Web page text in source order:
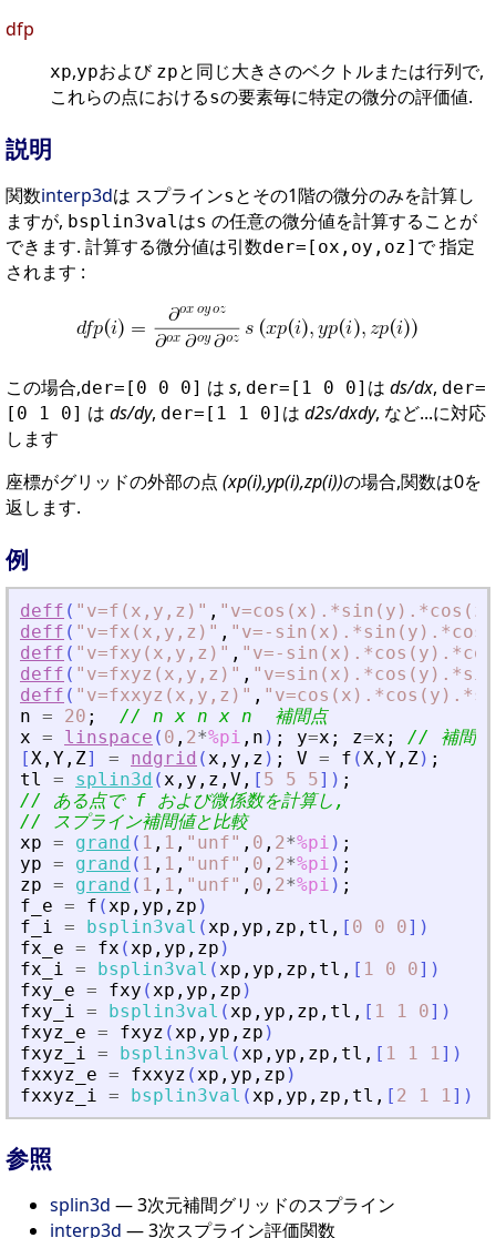
dfp
xp,ypおよび zpと同じ大きさのベクトルまたは行列で,
これらの点におけるsの要素毎に特定の微分の評価値.
説明
関数interp3dは スプラインs とその1階の微分のみを計算し
ますが, bsplin3valはs の任意の微分値を計算することが
できます. 計算する微分値は引数der=[ox,oy,oz] で 指定
されます :
この場合,der=[0 0 0] は s, der=[1 0 0] は ds/dx, der=
[0 1 0] は ds/dy, der=[1 1 0] は d2s/dxdy, など...に対応
します
座標がグリッドの外部の点 (xp(i),yp(i),zp(i))の場合,関数は0を
返します.
例
deff ( " v=f(x,y,z) " , " v=cos(x).*sin(y).*cos(z)
deff ( " v=fx(x,y,z) " , " v=-
deff ( " v=fxy(x,y,z) " , " v=-
deff ( " v=fxyz(x,y,z) " , "
deff ( " v=fxxyz(x,y,z) " , "
n = 20 ;
// n x n x n  補間点
x = linspace ( 0 , 2*%pi , n ) ; y=x ; z=x ;
// 補間グ
[X , Y , Z] = ndgrid (x , y , z ) ; V = f (X , Y , Z) ;
tl
= splin3d (x , y , z , V , [ 5 5 5] ) ;
// ある点で f および微係数を計算し,
// スプライン補間値と比較
xp = grand ( 1 , 1 , " unf" , 0 , 2*%pi ) ;
yp = grand ( 1 , 1 , " unf" , 0 , 2*%pi ) ;
zp = grand ( 1 , 1 , " unf" , 0 , 2*%pi ) ;
f_e = f (xp , yp , zp )
f_i = bsplin3val (xp , yp , zp , tl , [ 0 0 0] )
fx_e = fx (xp , yp , zp )
fx_i = bsplin3val (xp , yp , zp , tl , [ 1 0 0] )
fxy_e = fxy (xp , yp , zp )
fxy_i = bsplin3val (xp , yp , zp , tl , [ 1 1 0] )
fxyz_e = fxyz (xp , yp , zp )
fxyz_i = bsplin3val (xp , yp , zp , tl , [ 1 1 1] )
fxxyz_e = fxxyz (xp , yp , zp )
fxxyz_i = bsplin3val (xp , yp , zp , tl , [ 2 1 1] )
参照
splin3d — 3次元補間グリッドのスプライン
interp3d — 3次スプライン評価関数